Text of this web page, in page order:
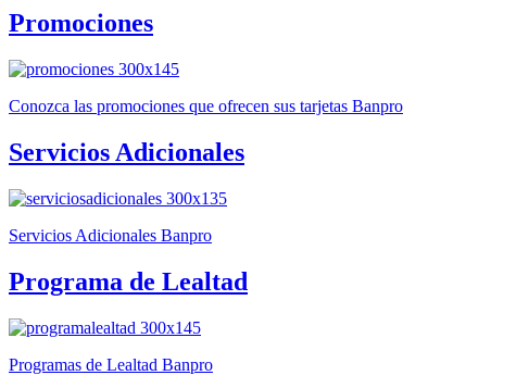
Promociones
Conozca las promociones que ofrecen sus tarjetas Banpro
Servicios Adicionales
Servicios Adicionales Banpro
Programa de Lealtad
Programas de Lealtad Banpro